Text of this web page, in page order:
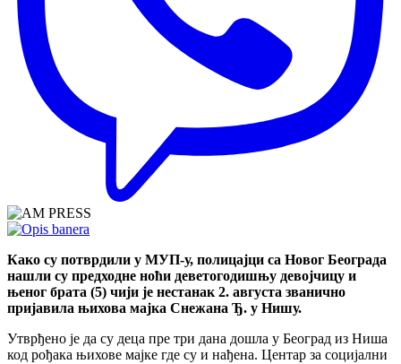
Како су потврдили у МУП-у, полицајци са Новог Београда
нашли су предходне ноћи деветогодишњу девојчицу и
њеног брата (5) чији је нестанак 2. августа званично
пријавила њихова мајка Снежана Ђ. у Нишу.
Утврђено је да су деца пре три дана дошла у Београд из Ниша
код рођака њихове мајке где су и нађена. Центар за социјални